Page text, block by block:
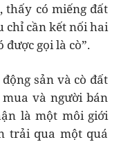
thấy có miếng đất
chỉ cần kết nối hai
gọi là cò”.
sản và cò đất
và người bán
là một môi giới
trải qua một quá